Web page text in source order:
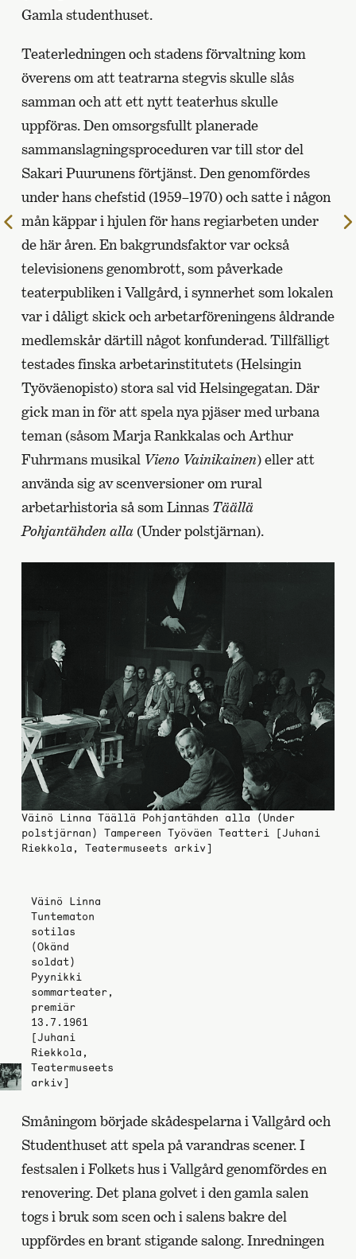
Gamla studenthuset.
Teaterledningen och stadens förvaltning kom
överens om att teatrarna stegvis skulle slås
samman och att ett nytt teaterhus skulle
uppföras. Den omsorgsfullt planerade
sammanslagningsproceduren var till stor del
Sakari Puurunens förtjänst. Den genomfördes
under hans chefstid (1959–1970) och satte i någon
mån käppar i hjulen för hans regiarbeten under
de här åren. En bakgrundsfaktor var också
televisionens genombrott, som påverkade
teaterpubliken i Vallgård, i synnerhet som lokalen
var i dåligt skick och arbetarföreningens åldrande
medlemskår därtill något konfunderad. Tillfälligt
testades finska arbetarinstitutets (Helsingin
Työväenopisto) stora sal vid Helsingegatan. Där
gick man in för att spela nya pjäser med urbana
teman (såsom Marja Rankkalas och Arthur
Fuhrmans musikal Vieno Vainikainen) eller att
använda sig av scenversioner om rural
arbetarhistoria så som Linnas Täällä
Pohjantähden alla (Under polstjärnan).
Väinö Linna Täällä Pohjantähden alla (Under
polstjärnan) Tampereen Työväen Teatteri [Juhani
Riekkola, Teatermuseets arkiv]
Väinö Linna
Tuntematon
sotilas
(Okänd
soldat)
Pyynikki
sommarteater,
premiär
13.7.1961
[Juhani
Riekkola,
Teatermuseets
arkiv]
Småningom började skådespelarna i Vallgård och
Studenthuset att spela på varandras scener. I
festsalen i Folkets hus i Vallgård genomfördes en
renovering. Det plana golvet i den gamla salen
togs i bruk som scen och i salens bakre del
uppfördes en brant stigande salong. Inredningen
Till
föregående
sida